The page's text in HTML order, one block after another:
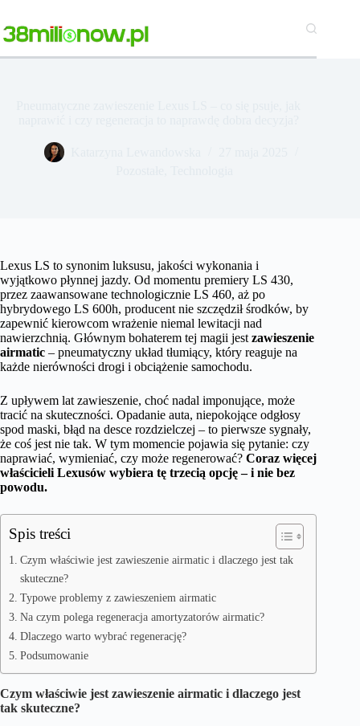
treści
Lexus LS to synonim luksusu, jakości wykonania i
wyjątkowo płynnej jazdy. Od momentu premiery LS 430,
przez zaawansowane technologicznie LS 460, aż po
hybrydowego LS 600h, producent nie szczędził środków, by
zapewnić kierowcom wrażenie niemal lewitacji nad
nawierzchnią. Głównym bohaterem tej magii jest zawieszenie
airmatic – pneumatyczny układ tłumiący, który reaguje na
każde nierówności drogi i obciążenie samochodu.
Z upływem lat zawieszenie, choć nadal imponujące, może
tracić na skuteczności. Opadanie auta, niepokojące odgłosy
spod maski, błąd na desce rozdzielczej – to pierwsze sygnały,
że coś jest nie tak. W tym momencie pojawia się pytanie: czy
naprawiać, wymieniać, czy może regenerować? Coraz więcej
właścicieli Lexusów wybiera tę trzecią opcję – i nie bez
powodu.
Spis treści
Czym właściwie jest zawieszenie airmatic i dlaczego jest tak
skuteczne?
Typowe problemy z zawieszeniem airmatic
Na czym polega regeneracja amortyzatorów airmatic?
Dlaczego warto wybrać regenerację?
Podsumowanie
Czym właściwie jest zawieszenie airmatic i dlaczego jest
tak skuteczne?